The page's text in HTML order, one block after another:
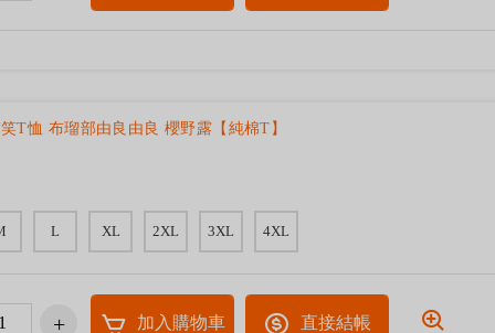
T恤 布瑠部由良由良 櫻野露【純棉T】
L XL 2XL 3XL 4XL
加入購物車 直接結帳